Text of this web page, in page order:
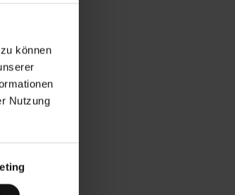
können
Nutzung